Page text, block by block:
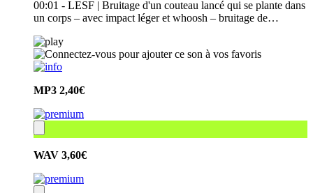
00:01 - LESF | Bruitage d'un couteau lancé qui se plante dans
un corps – avec impact léger et whoosh – bruitage de…
MP3 2,40€
WAV 3,60€